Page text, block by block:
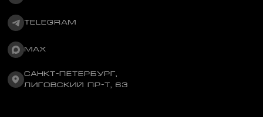
TELEGRAM
MAX
САНКТ-ПЕТЕРБУРГ,
ЛИГОВСКИЙ ПР-Т, 63